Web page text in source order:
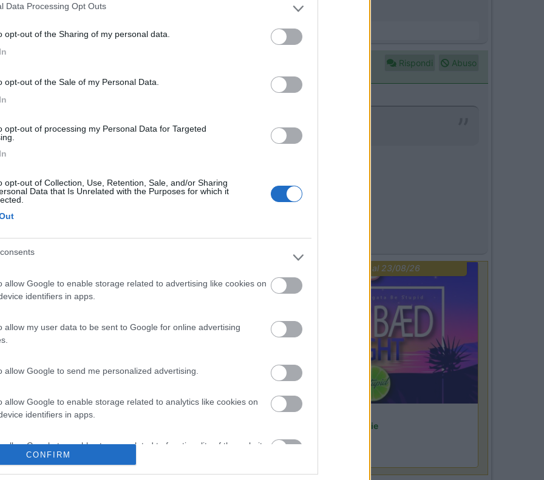
Data Processing Opt Outs
opt-out of the Sharing of my personal data.
opt-out of the Sale of my Personal Data.
opt-out of processing my Personal Data for Targeted
opt-out of Collection, Use, Retention, Sale, and/or Sharing
Data that Is Unrelated with the Purposes for which it
allow Google to enable storage related to advertising like cookies on
identifiers in apps.
allow my user data to be sent to Google for online advertising
allow Google to send me personalized advertising.
allow Google to enable storage related to analytics like cookies on
identifiers in apps.
allow Google to enable storage related to functionality of the website
CONFIRM
in centro velocemente
Rispondi Abuso
fuori al campeggio con i mezzi pubblici si arriva in centro
pubblico che si paga solo durante la settimana.
davanti al Lidl.
economica nelle vicinanze.
piedi in 15min
Lombardia
Sacrae Scenae - Ardesio film festival
fino al 23/08/26
Lombardia
Area Sosta Camper Orobie
Ardesio